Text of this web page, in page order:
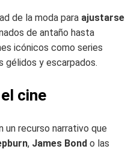
de la moda para ajustarse
de antaño hasta
icónicos como series
gélidos y escarpados.
cine
un recurso narrativo que
, James Bond o las